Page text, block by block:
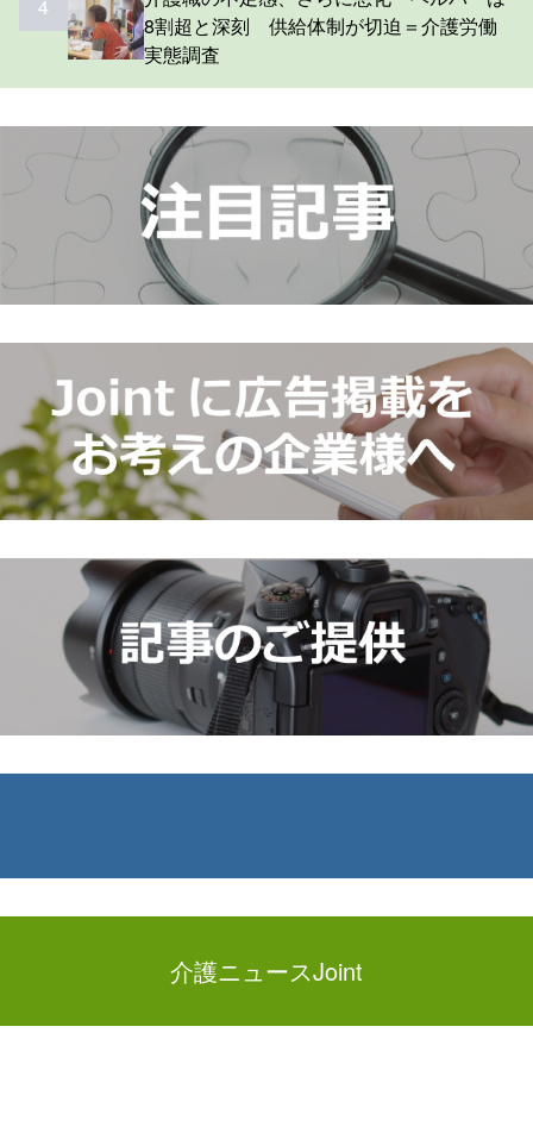
4
8割超と深刻 供給体制が切迫＝介護労働
実態調査
介護ニュースJoint